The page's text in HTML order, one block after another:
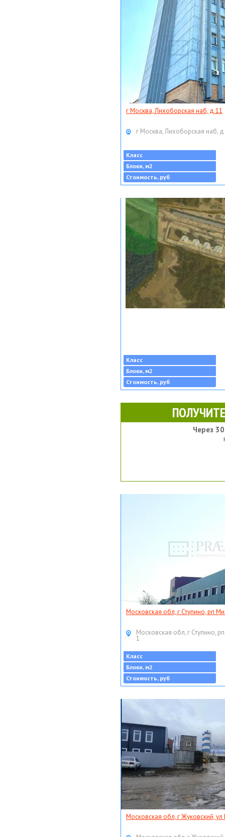
г Москва, Лихоборская наб, д 11
г Москва, Лихоборская наб,
Класс
Блоки, м2
Стоимость, руб
Класс
Блоки, м2
Стоимость, руб
Через
Московская обл, г Ступино, рп
Московская обл, г Ступино,
1
Класс
Блоки, м2
Стоимость, руб
Московская обл, г Жуковский,